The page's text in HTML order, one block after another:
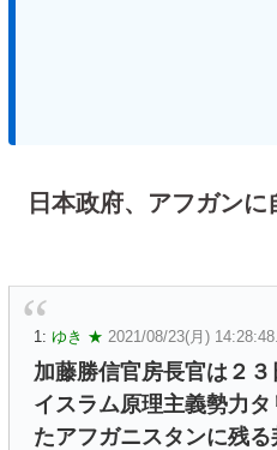
日本政府、アフガン
1: ゆき ★ 2021/08/23(月)
加藤勝信官房長官は２３
イスラム原理主義勢力
たアフガニスタンに残